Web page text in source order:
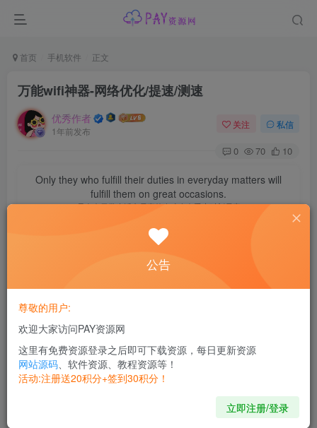
首页 手机软件 正文
万能wifi神器-网络优化/提速/测速
优秀作者
1年前发布
关注 私信
0 70 10
Only they who fulfill their duties in everyday matters will
fulfill them on great occasions.
只有在日常生活中尽责的人才会在重大时刻尽责
【软件介绍】安全wifi热点，无忧一键连接。无论身处何地，
只要打开APP，看到分享热点，点击连接即可放心上网。还
有速度监测、网速提升功能，让你可以更快更好的安全上
网。
【下载链接】
公告
尊敬的用户:
欢迎大家访问PAY资源网
这里有免费资源登录之后即可下载资源，每日更新资源
网站源码、软件资源、教程资源等！
活动:注册送20积分+签到30积分！
立即注册/登录